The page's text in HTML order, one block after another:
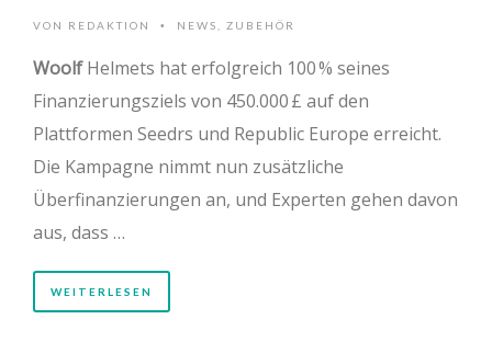
VON REDAKTION • NEWS ZUBEHÖR
WoolfHelmets hat erfolgreich 100 % seines
Finanzierungsziels von 450.000 £ auf den
Plattformen Seedrs und Republic Europe erreicht.
Die Kampagne nimmt nun zusätzliche
Überfinanzierungen an, und Experten gehen davon
aus, dass …
WEITERLESEN